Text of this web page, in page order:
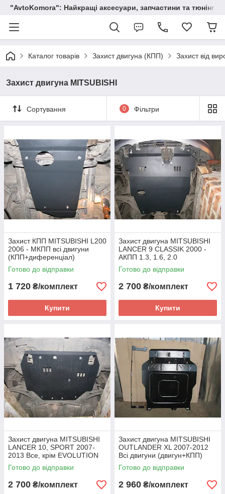
"AvtoKomora": Найкращі аксесуари, запчастини та тюнінг
Каталог товарів Захист двигуна (КПП) Захист від
Захист двигуна MITSUBISHI
Сортування 0 Фільтри
Захист КПП MITSUBISHI L200
2006 - МКПП всі двигуни
(КПП+диференціал)
Готово до відправки
1 720 ₴/комплект
Купити
Захист двигуна MITSUBISHI
LANCER 9 CLASSIK 2000 -
АКПП 1.3, 1.6, 2.0
(двигун+КПП
Готово до відправки
2 700 ₴/комплект
Купити
Захист двигуна MITSUBISHI
LANCER 10, SPORT 2007-
2013 Все, крім EVOLUTION
(двигун+КПП
Готово до відправки
2 700 ₴/комплект
Захист двигуна MITSUBISHI
OUTLANDER XL 2007-2012
Всі двигуни (двигун+КПП)
Готово до відправки
2 960 ₴/комплект